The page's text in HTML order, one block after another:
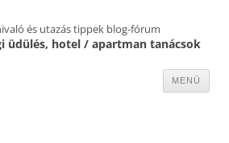
és utazás tippek blog-fórum
üdülés, hotel / apartman tanácsok
MENÜ